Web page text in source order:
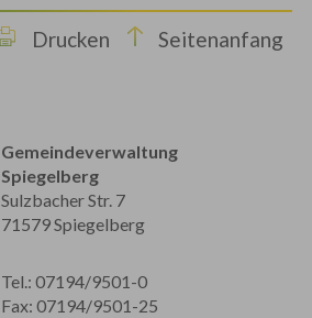
Drucken Seitenanfang
Gemeindeverwaltung
Spiegelberg
Sulzbacher Str. 7
71579 Spiegelberg
Tel.: 07194/9501-0
Fax: 07194/9501-25